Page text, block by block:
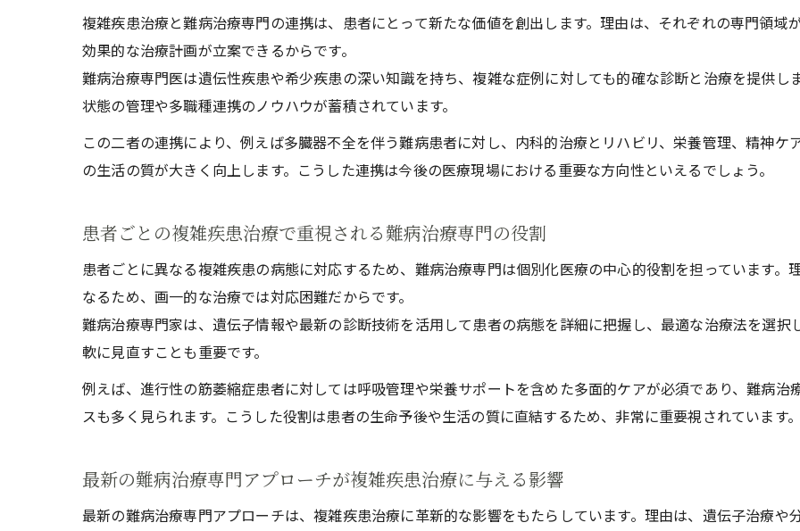
多疾患併存を乗り越える総合ケアの要点
多疾患併存における難病治療専門の総合的対応術
難病治療専門が提案する多疾患併存ケアの要点解説
リハビリも含めた難病治療専門の多疾患併存対策
看護現場で役立つ多疾患併存と難病治療専門の知識
難病治療専門の最前線で使われる複雑疾患治療法
現場で実感する難病治療専門の包括的ケア事例
難病治療専門スタッフが語る多疾患併存の難しさ
複雑性疾患ならどう包括管理を進めるべきか
難病治療専門の知見で進める複雑疾患の包括管理
複雑性疾患への難病治療専門型マネジメントの実際
難病治療専門が教える複雑疾患管理の注意点
複雑疾患治療と難病治療専門の連携は、患者にとって新たな価値を創出します。理由は、それぞれの専門領域
効果的な治療計画が立案できるからです。
難病治療専門医は遺伝性疾患や希少疾患の深い知識を持ち、複雑な症例に対しても的確な診断と治療を提供
状態の管理や多職種連携のノウハウが蓄積されています。
この二者の連携により、例えば多臓器不全を伴う難病患者に対し、内科的治療とリハビリ、栄養管理、精神
の生活の質が大きく向上します。こうした連携は今後の医療現場における重要な方向性といえるでしょう。
患者ごとの複雑疾患治療で重視される難病治療専門の役割
患者ごとに異なる複雑疾患の病態に対応するため、難病治療専門は個別化医療の中心的役割を担っています。
なるため、画一的な治療では対応困難だからです。
難病治療専門家は、遺伝子情報や最新の診断技術を活用して患者の病態を詳細に把握し、最適な治療法を選
軟に見直すことも重要です。
例えば、進行性の筋萎縮症患者に対しては呼吸管理や栄養サポートを含めた多面的ケアが必須であり、難病
スも多く見られます。こうした役割は患者の生命予後や生活の質に直結するため、非常に重要視されています。
最新の難病治療専門アプローチが複雑疾患治療に与える影響
最新の難病治療専門アプローチは、複雑疾患治療に革新的な影響をもたらしています。理由は、遺伝子治療や